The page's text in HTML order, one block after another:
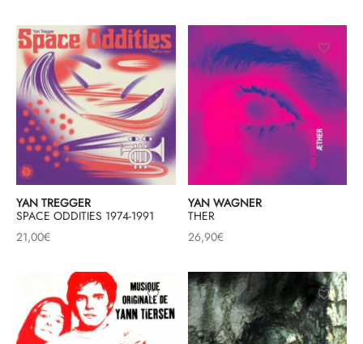
YAN TREGGER
SPACE ODDITIES 1974-1991
21,00€
YAN WAGNER
THER
26,90€